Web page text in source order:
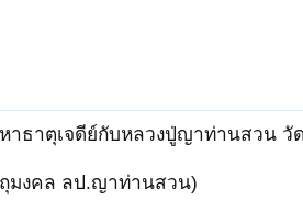
าธาตุเจดีย์กับหลวงปู่ญาท่านสวน
ถุมงคล ลป.ญาท่านสวน)